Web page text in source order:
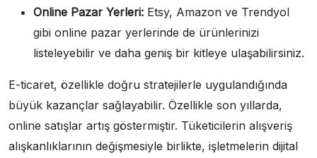
Online Pazar Yerleri: Etsy, Amazon ve Trendyol
gibi online pazar yerlerinde de ürünlerinizi
listeleyebilir ve daha geniş bir kitleye ulaşabilirsiniz.
E-ticaret, özellikle doğru stratejilerle uygulandığında
büyük kazançlar sağlayabilir. Özellikle son yıllarda,
online satışlar artış göstermiştir. Tüketicilerin alışveriş
alışkanlıklarının değişmesiyle birlikte, işletmelerin dijital